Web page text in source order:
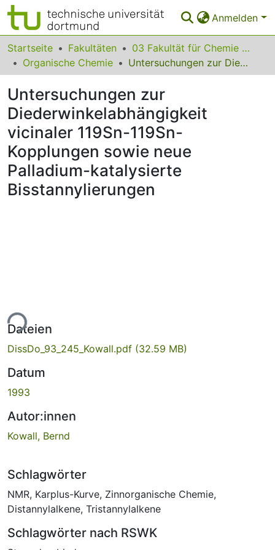
Anmelden
Bereiche & Sammlungen
Das gesamte Repositorium
Statistiken
FAQ
Leitlinien
Zurück zur Startseite
Startseite Fakultäten
03 Fakultät für Chemie und Chemische Biologie
Organische Chemie
Untersuchungen zur Diederwinkelabhängigkeit vicinaler 119Sn-119Sn-Kopplungen sowie neue Palladium-katalysierte Bisstannylierungen
Untersuchungen zur
Diederwinkelabhängigkeit
vicinaler 119Sn-119Sn-
Kopplungen sowie neue
Palladium-katalysierte
Bisstannylierungen
Dateien
DissDo_93_245_Kowall.pdf (32.59 MB)
Datum
1993
Autor:innen
Kowall, Bernd
Schlagwörter
NMR, Karplus-Kurve, Zinnorganische Chemie,
Distannylalkene, Tristannylalkene
Schlagwörter nach RSWK